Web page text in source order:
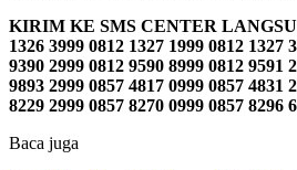
KIRIM KE SMS CENTER
1326 3999 0812 1327 1999 0812 1327
9390 2999 0812 9590 8999 0812 9591
9893 2999 0857 4817 0999 0857 4831
8229 2999 0857 8270 0999 0857 8296
Baca juga